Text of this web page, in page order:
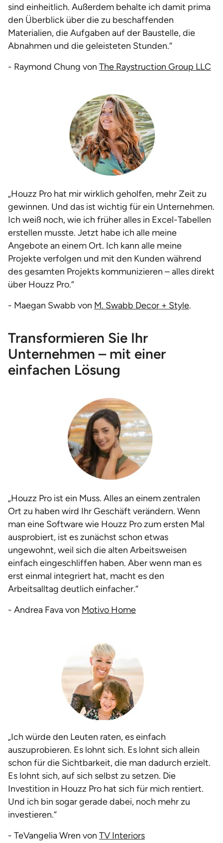
sind einheitlich. Außerdem behalte ich damit prima
den Überblick über die zu beschaffenden
Materialien, die Aufgaben auf der Baustelle, die
Abnahmen und die geleisteten Stunden.“
- Raymond Chung von The Raystruction Group LLC
„Houzz Pro hat mir wirklich geholfen, mehr Zeit zu
gewinnen. Und das ist wichtig für ein Unternehmen.
Ich weiß noch, wie ich früher alles in Excel-Tabellen
erstellen musste. Jetzt habe ich alle meine
Angebote an einem Ort. Ich kann alle meine
Projekte verfolgen und mit den Kunden während
des gesamten Projekts kommunizieren – alles direkt
über Houzz Pro.“
- Maegan Swabb von M. Swabb Decor + Style.
Transformieren Sie Ihr
Unternehmen – mit einer
einfachen Lösung
„Houzz Pro ist ein Muss. Alles an einem zentralen
Ort zu haben wird Ihr Geschäft verändern. Wenn
man eine Software wie Houzz Pro zum ersten Mal
ausprobiert, ist es zunächst schon etwas
ungewohnt, weil sich die alten Arbeitsweisen
einfach eingeschliffen haben. Aber wenn man es
erst einmal integriert hat, macht es den
Arbeitsalltag deutlich einfacher.“
- Andrea Fava von Motivo Home
„Ich würde den Leuten raten, es einfach
auszuprobieren. Es lohnt sich. Es lohnt sich allein
schon für die Sichtbarkeit, die man dadurch erzielt.
Es lohnt sich, auf sich selbst zu setzen. Die
Investition in Houzz Pro hat sich für mich rentiert.
Und ich bin sogar gerade dabei, noch mehr zu
investieren.“
- TeVangelia Wren von TV Interiors